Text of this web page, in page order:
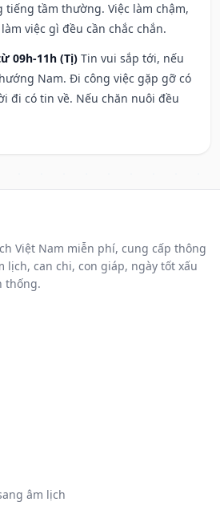
tiếng tầm thường. Việc làm chậm,
việc gì đều cần chắc chắn.
09h-11h (Tị) Tin vui sắp tới, nếu
Nam. Đi công việc gặp gỡ có
đi có tin về. Nếu chăn nuôi đều
Việt Nam miễn phí, cung cấp thông
lịch, can chi, con giáp, ngày tốt xấu
thống.
âm lịch